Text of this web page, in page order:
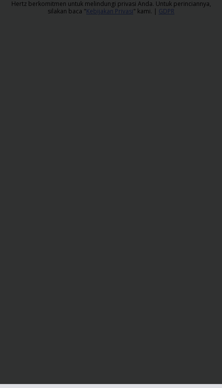
Hertz berkomitmen untuk melindungi privasi Anda. Untuk perinciannya,
silakan baca "Kebijakan Privasi" kami. | GDPR